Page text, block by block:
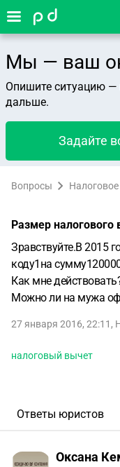
Мы — ваш
Опишите ситуацию —
дальше.
Задайте
Вопросы
Размер налогового
Зравствуйте.В 2015
коду1на
Как мне
Можно ли на мужа
27 января 2016, 22:11 ,
налоговый вычет
Ответы юристов
Оксана